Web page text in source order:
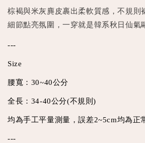
棕褐與米灰麂皮裹出柔軟質感，不規則
細節點亮氛圍，一穿就是韓系秋日仙氣
---
Size
腰寬：30~40公分
全長：34-40公分(不規則)
均為手工平量測量，誤差2~5cm均為正
---